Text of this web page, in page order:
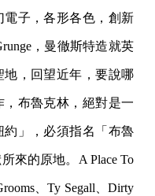
子，各形各色，創新
，曼徹斯特造就英
，回望近年，要說哪
布魯克林，絕對是一
」，必須指名「布魯
來的原地。A Place To
、Ty Segall、Dirty